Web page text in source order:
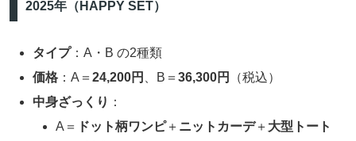
2025年（HAPPY SET）
タイプ：A・B の2種類
価格 ：A＝24,200円 、B＝36,300円
（税込）
中身ざっくり ：
A＝
ドット柄ワンピ＋ ニットカーデ＋ 大型トート